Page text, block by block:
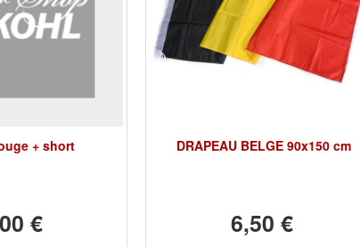
+ short
€
DRAPEAU BELGE 90x150 cm
6,50 €